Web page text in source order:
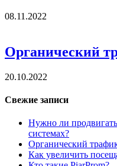
08.11.2022
Органический
20.10.2022
Свежие записи
Нужно ли
системах?
Органический
Как увеличить